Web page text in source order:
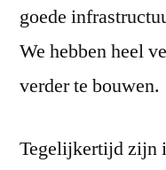
goede
We hebben heel
verder te bouwen.
Tegelijkertijd zijn